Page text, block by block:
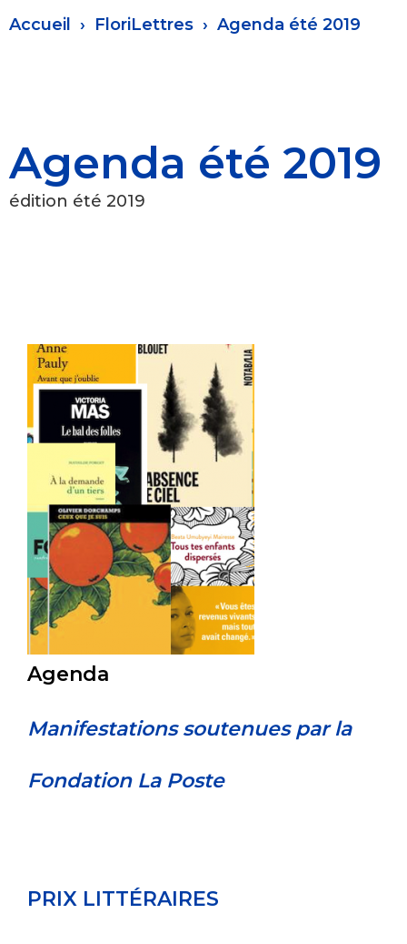
Fil
Accueil FloriLettres Agenda été 2019
Agenda été 2019
édition été 2019
Agenda
Manifestations soutenues par la
Fondation La Poste
PRIX LITTÉRAIRES